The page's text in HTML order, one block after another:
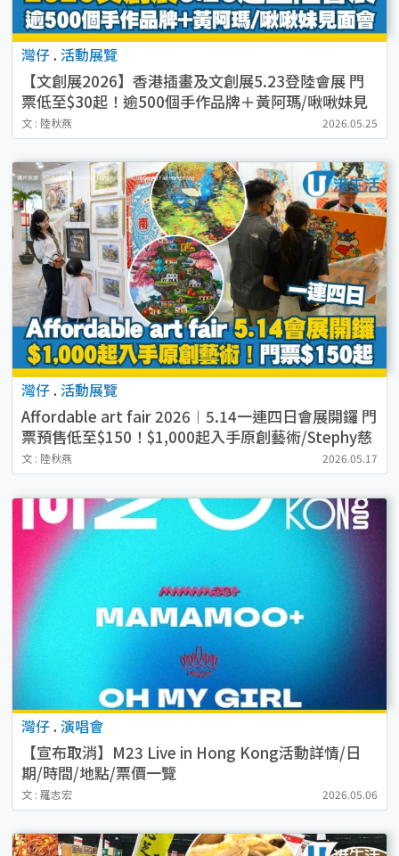
灣仔 . 活動展覽
【文創展2026】香港插畫及文創展5.23登陸會展 門
票低至$30起！逾500個手作品牌＋黃阿瑪/啾啾妹見
面會
文 : 陸秋燕 2026.05.25
灣仔 . 活動展覽
Affordable art fair 2026︱5.14一連四日會展開鑼 門
票預售低至$150！$1,000起入手原創藝術/Stephy慈
善項目
文 : 陸秋燕 2026.05.17
灣仔 . 演唱會
【宣布取消】M23 Live in Hong Kong活動詳情/日
期/時間/地點/票價一覽
文 : 羅志宏 2026.05.06